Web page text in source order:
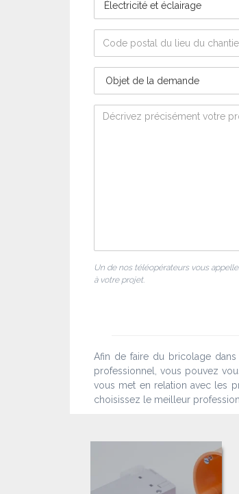
Un de nos téléopérateurs vous
à votre projet.
Afin de faire du bricolage
professionnel, vous pouvez
vous met en relation avec les
choisissez le meilleur